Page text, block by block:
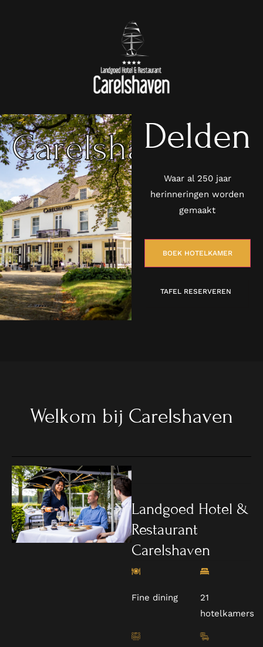
Carelshaven
Delden
Waar al 250 jaar
herinneringen worden
gemaakt
BOEK HOTELKAMER
TAFEL RESERVEREN
Welkom bij Carelshaven
Landgoed Hotel &
Restaurant
Carelshaven
Fine dining
21
hotelkamers